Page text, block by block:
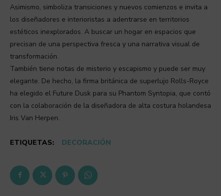
Asimismo, simboliza transiciones y nuevos comienzos e invita a
los diseñadores e interioristas a adentrarse en territorios
estéticos inexplorados. A buscar un hogar en espacios que
precisan de una perspectiva fresca y una narrativa visual de
transformación.
También tiene notas de misterio y escapismo y puede ser muy
elegante. De hecho, la firma británica de superlujo Rolls-Royce
ha elegido el Future Dusk para su Phantom Syntopia, que contó
con la colaboración de la diseñadora de alta costura holandesa
Iris Van Herpen.
ETIQUETAS: DECORACIÓN